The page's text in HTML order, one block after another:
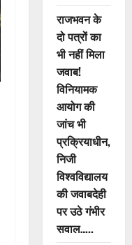
राजभवन के
दो पत्रों का
भी नहीं मिला
जवाब!
विनियामक
आयोग की
जांच भी
प्रक्रियाधीन,
निजी
विश्वविद्यालय
की जवाबदेही
पर उठे गंभीर
सवाल…..